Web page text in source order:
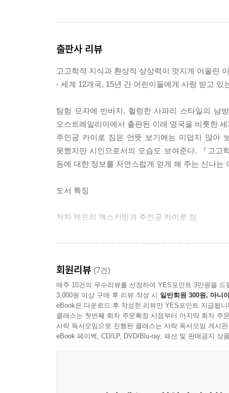
출판사 리뷰
고고학적 지식과 환상적 상상력이 멋지게 어울린
- 세계 12개국, 15년 간 어린이들에게 사랑 받고 있
탐험 모자에 반바지, 헐렁한 사파리 스타일의 남
오스트레일리아에서 출판된 이래 영국을 비롯한
주인공 카이로 짐은 언뜻 보기에는 미덥지 않아
못했지만 시인으로서의 모습도 보여준다. 『고
등에 대한 정보를 자연스럽게 얻게 해 주는 신나는
도서 특징
저자 제프리 맥스키밍과 주인공 카이로 짐
저자 제프리 맥스키밍은 1962년 오스트레일리
커다란 마코 앵쿠새와 똘똘하게 생긴 낙타를 데
담은 흑백 필름은 맥스키밍을 완전히 사로잡았다.
오랜 세월을 지나, 맥스키밍은 이집트, 페루, 탄자
발자취를 따라 다니고, 아직 살아 있는 유물 학회
탐정 카이로 짐Cairo Jim Chronicles』이라는 인기
회원리뷰 (7건)
매주 10건의 우수리뷰를 선정하여 YES포인트 3만원을 드
3,000원 이상 구매 후 리뷰 작성 시 일반회원 300원, 마니
eBook은 다운로드 후 작성한 리뷰만 YES포인트 지급됩니
클래스는 첫번째 회차 주문확정 시점부터 마지막 회차 주
사락 독서모임으로 진행된 클래스는 사락 독서모임 게시
eBook 페이백, CD/LP, DVD/Blu-ray, 패션 및 판매금지 상